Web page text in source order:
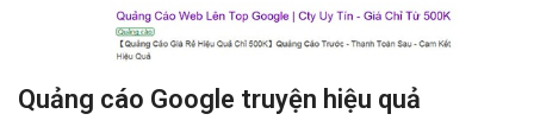
Quảng cáo Google truyện hiệu quả